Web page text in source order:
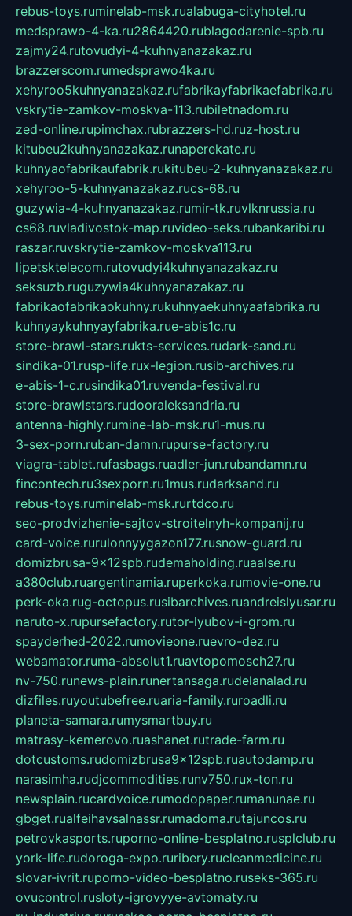
rebus-toys.ruminelab-msk.rualabuga-cityhotel.ru
medsprawo-4-ka.ru2864420.rublagodarenie-spb.ru
zajmy24.rutovudyi-4-kuhnyanazakaz.ru
brazzerscom.rumedsprawo4ka.ru
xehyroo5kuhnyanazakaz.rufabrikayfabrikaefabrika.ru
vskrytie-zamkov-moskva-113.rubiletnadom.ru
zed-online.rupimchax.rubrazzers-hd.ruz-host.ru
kitubeu2kuhnyanazakaz.runaperekate.ru
kuhnyaofabrikaufabrik.rukitubeu-2-kuhnyanazakaz.ru
xehyroo-5-kuhnyanazakaz.rucs-68.ru
guzywia-4-kuhnyanazakaz.rumir-tk.ruvlknrussia.ru
cs68.ruvladivostok-map.ruvideo-seks.rubankaribi.ru
raszar.ruvskrytie-zamkov-moskva113.ru
lipetsktelecom.rutovudyi4kuhnyanazakaz.ru
seksuzb.ruguzywia4kuhnyanazakaz.ru
fabrikaofabrikaokuhny.rukuhnyaekuhnyaafabrika.ru
kuhnyaykuhnyayfabrika.rue-abis1c.ru
store-brawl-stars.rukts-services.rudark-sand.ru
sindika-01.rusp-life.rux-legion.rusib-archives.ru
e-abis-1-c.rusindika01.ruvenda-festival.ru
store-brawlstars.rudooraleksandria.ru
antenna-highly.rumine-lab-msk.ru1-mus.ru
3-sex-porn.ruban-damn.rupurse-factory.ru
viagra-tablet.rufasbags.ruadler-jun.rubandamn.ru
fincontech.ru3sexporn.ru1mus.rudarksand.ru
rebus-toys.ruminelab-msk.rurtdco.ru
seo-prodvizhenie-sajtov-stroitelnyh-kompanij.ru
card-voice.rurulonnyygazon177.rusnow-guard.ru
domizbrusa-9x12spb.rudemaholding.ruaalse.ru
a380club.ruargentinamia.ruperkoka.rumovie-one.ru
perk-oka.rug-octopus.rusibarchives.ruandreislyusar.ru
naruto-x.rupursefactory.rutor-lyubov-i-grom.ru
spayderhed-2022.rumovieone.ruevro-dez.ru
webamator.ruma-absolut1.ruavtopomosch27.ru
nv-750.runews-plain.runertansaga.rudelanalad.ru
dizfiles.ruyoutubefree.ruaria-family.ruroadli.ru
planeta-samara.rumysmartbuy.ru
matrasy-kemerovo.ruashanet.rutrade-farm.ru
dotcustoms.rudomizbrusa9x12spb.ruautodamp.ru
narasimha.rudjcommodities.runv750.rux-ton.ru
newsplain.rucardvoice.rumodopaper.rumanunae.ru
gbget.rualfeihavsalnassr.rumadoma.rutajuncos.ru
petrovkasports.ruporno-online-besplatno.rusplclub.ru
york-life.rudoroga-expo.ruribery.rucleanmedicine.ru
slovar-ivrit.ruporno-video-besplatno.ruseks-365.ru
ovucontrol.rusloty-igrovyye-avtomaty.ru